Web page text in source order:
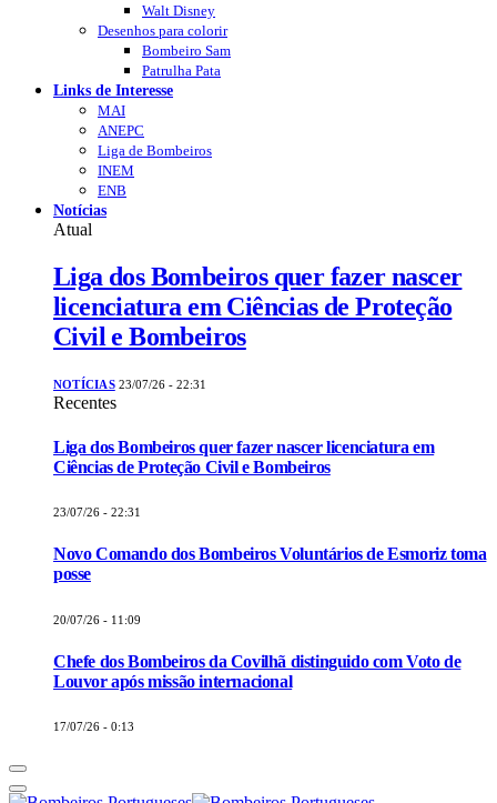
Walt Disney
Desenhos para colorir
Bombeiro Sam
Patrulha Pata
Links de Interesse
MAI
ANEPC
Liga de Bombeiros
INEM
ENB
Notícias
Atual
Liga dos Bombeiros quer fazer nascer
licenciatura em Ciências de Proteção
Civil e Bombeiros
NOTÍCIAS 23/07/26 - 22:31
Recentes
Liga dos Bombeiros quer fazer nascer licenciatura em
Ciências de Proteção Civil e Bombeiros
23/07/26 - 22:31
Novo Comando dos Bombeiros Voluntários de Esmoriz toma
posse
20/07/26 - 11:09
Chefe dos Bombeiros da Covilhã distinguido com Voto de
Louvor após missão internacional
17/07/26 - 0:13